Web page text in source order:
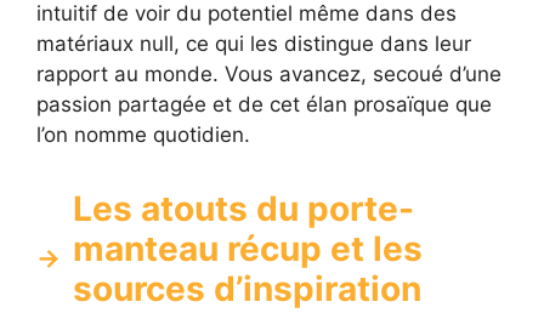
intuitif de voir du potentiel même dans des
matériaux null, ce qui les distingue dans leur
rapport au monde. Vous avancez, secoué d’une
passion partagée et de cet élan prosaïque que
l’on nomme quotidien.
Les atouts du porte-
manteau récup et les
sources d’inspiration